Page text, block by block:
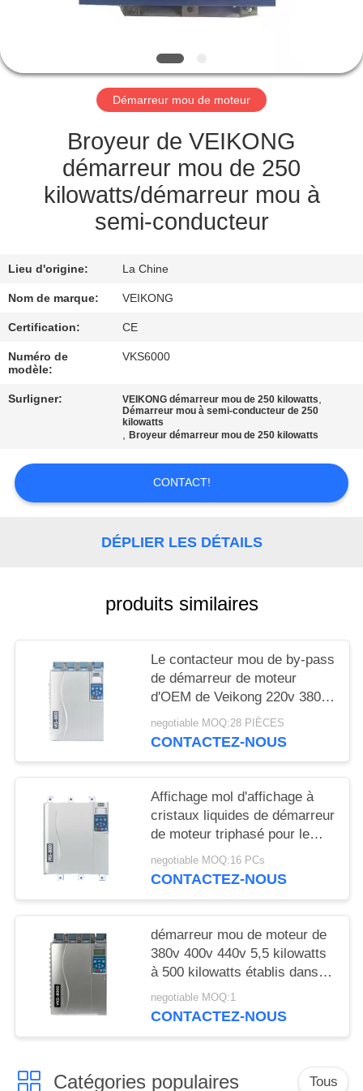
L'USINE
CONTRÔLE
QUALITÉ
CONTACTER
DEMANDEZ
UNE
CITATION
SITE
POLITIQUE
PROTECTION
PRIVÉE
Démarreur mou de moteur
Broyeur de VEIKONG
démarreur mou de 250
kilowatts/démarreur mou à
semi-conducteur
Lieu d'origine: La Chine
Nom de marque: VEIKONG
Certification: CE
Numéro de
modèle:
VKS6000
Surligner: VEIKONG démarreur mou de 250 kilowatts,
Démarreur mou à semi-conducteur de 250
kilowatts
,Broyeur démarreur mou de 250 kilowatts
CONTACT!
DÉPLIER LES DÉTAILS
produits similaires
Le contacteur mou de by-pass
de démarreur de moteur
d'OEM de Veikong 220v 380v
pour le moteur se protègent
negotiable MOQ:28 PIÈCES
CONTACTEZ-NOUS
Affichage mol d'affichage à
cristaux liquides de démarreur
de moteur triphasé pour le
contacteur de by-pass de
moteur à induction
negotiable MOQ:16 PCs
CONTACTEZ-NOUS
démarreur mou de moteur de
380v 400v 440v 5,5 kilowatts
à 500 kilowatts établis dans le
contacteur de by-pass
negotiable MOQ:1
CONTACTEZ-NOUS
Catégories populaires Tous